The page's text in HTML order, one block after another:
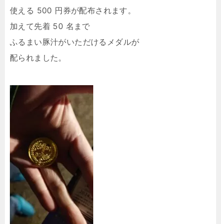
使える 500 円券が配布されます。
加えて先着 50 名まで
ふるまい豚汁がいただけるメダルが
配られました。